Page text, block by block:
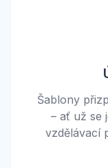
Šablony
– ať už se
vzdělávací